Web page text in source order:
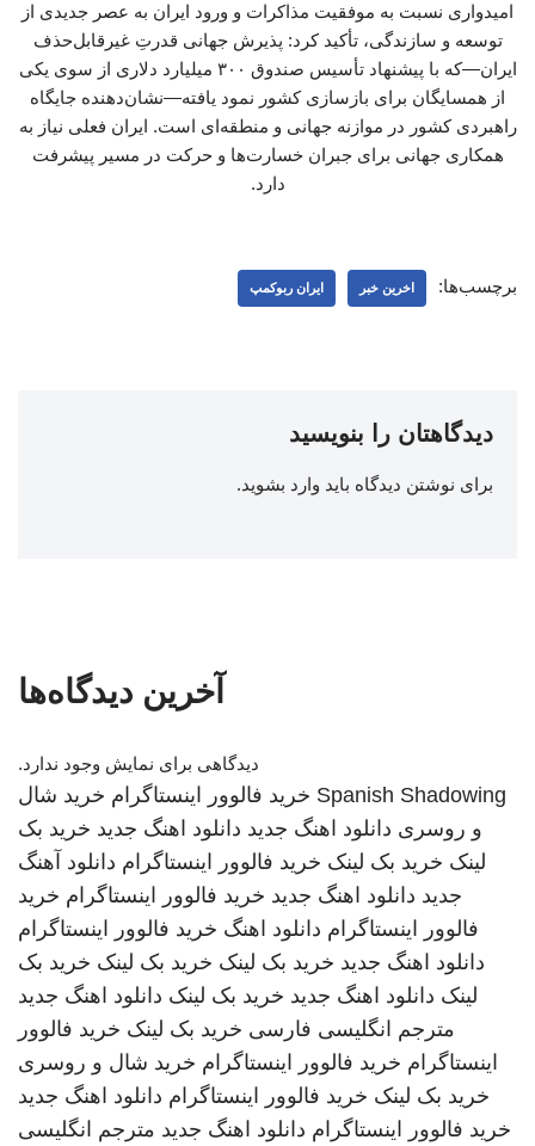
امیدواری نسبت به موفقیت مذاکرات و ورود ایران به عصر جدیدی از
توسعه و سازندگی، تأکید کرد: پذیرش جهانی قدرتِ غیرقابل‌حذف
ایران—که با پیشنهاد تأسیس صندوق ۳۰۰ میلیارد دلاری از سوی یکی
از همسایگان برای بازسازی کشور نمود یافته—نشان‌دهنده جایگاه
راهبردی کشور در موازنه جهانی و منطقه‌ای است. ایران فعلی نیاز به
همکاری جهانی برای جبران خسارت‌ها و حرکت در مسیر پیشرفت
دارد.
برچسب‌ها: اخرین خبر ایران ربوکمپ
دیدگاهتان را بنویسید
برای نوشتن دیدگاه باید وارد بشوید.
آخرین دیدگاه‌ها
دیدگاهی برای نمایش وجود ندارد.
Spanish Shadowing خرید فالوور اینستاگرام خرید شال
و روسری دانلود اهنگ جدید دانلود اهنگ جدید خرید بک
لینک خرید بک لینک خرید فالوور اینستاگرام دانلود آهنگ
جدید دانلود اهنگ جدید خرید فالوور اینستاگرام خرید
فالوور اینستاگرام دانلود اهنگ خرید فالوور اینستاگرام
دانلود اهنگ جدید خرید بک لینک خرید بک لینک خرید بک
لینک دانلود اهنگ جدید خرید بک لینک دانلود اهنگ جدید
مترجم انگلیسی فارسی خرید بک لینک خرید فالوور
اینستاگرام خرید فالوور اینستاگرام خرید شال و روسری
خرید بک لینک خرید فالوور اینستاگرام دانلود اهنگ جدید
خرید فالوور اینستاگرام دانلود اهنگ جدید مترجم انگلیسی